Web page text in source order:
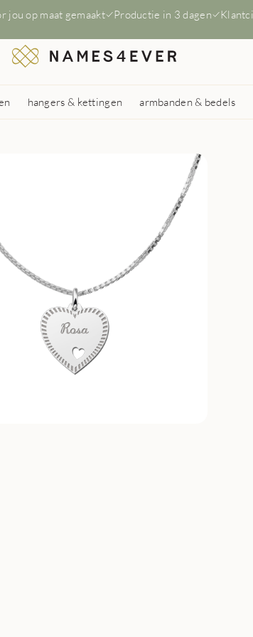
jou op maat gemaakt Productie in 3 dagen
hangers & kettingen armbanden & bedels